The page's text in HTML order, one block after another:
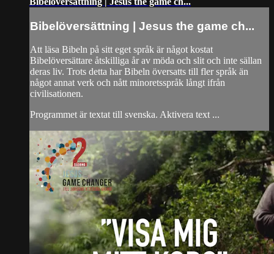
Bibelöversättning | Jesus the game ch...
Att läsa Bibeln på sitt eget språk är något kostat
Bibelöversättare åtskilliga år av möda och slit och inte sällan
deras liv. Trots detta har Bibeln översatts till fler språk än
något annat verk och nått minoretsspråk långt ifrån
civilisationen.
Programmet är textat till svenska. Aktivera text ...